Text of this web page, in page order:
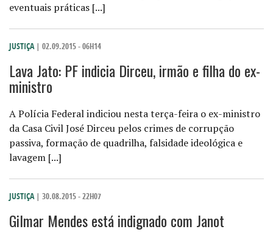
eventuais práticas [...]
JUSTIÇA | 02.09.2015 - 06H14
Lava Jato: PF indicia Dirceu, irmão e filha do ex-
ministro
A Polícia Federal indiciou nesta terça-feira o ex-ministro
da Casa Civil José Dirceu pelos crimes de corrupção
passiva, formação de quadrilha, falsidade ideológica e
lavagem [...]
JUSTIÇA | 30.08.2015 - 22H07
Gilmar Mendes está indignado com Janot